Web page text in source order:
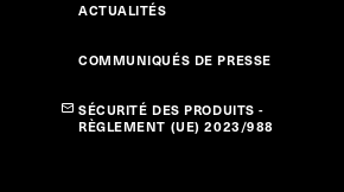
ACTUALITÉS
COMMUNIQUÉS DE PRESSE
SÉCURITÉ DES PRODUITS -
RÈGLEMENT (UE) 2023/988